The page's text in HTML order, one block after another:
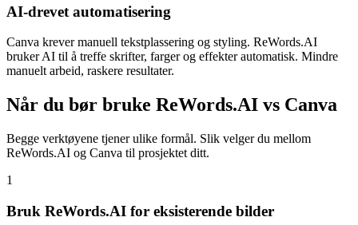
AI-drevet automatisering
Canva krever manuell tekstplassering og styling. ReWords.AI
bruker AI til å treffe skrifter, farger og effekter automatisk. Mindre
manuelt arbeid, raskere resultater.
Når du bør bruke ReWords.AI vs Canva
Begge verktøyene tjener ulike formål. Slik velger du mellom
ReWords.AI og Canva til prosjektet ditt.
1
Bruk ReWords.AI for eksisterende bilder